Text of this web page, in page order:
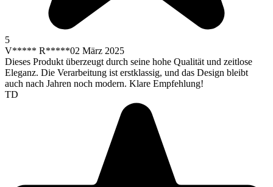
5
V***** R*****02 März 2025
Dieses Produkt überzeugt durch seine hohe Qualität und zeitlose
Eleganz. Die Verarbeitung ist erstklassig, und das Design bleibt
auch nach Jahren noch modern. Klare Empfehlung!
TD